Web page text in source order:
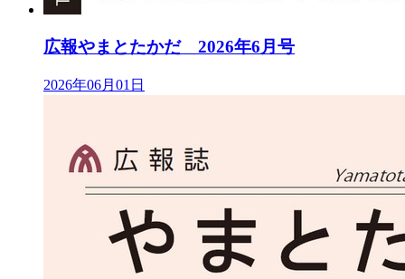
広報やまとたかだ 2026年6月号
2026年06月01日